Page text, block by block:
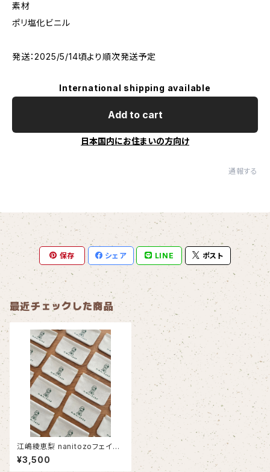
素材
ポリ塩化ビニル
発送：2025/5/14頃より順次発送予定
International shipping available
Add to cart
日本国内にお住まいの方向け
通報する
保存 シェア LINE ポスト
最近チェックした商品
江嶋綾恵梨 nanitozoフェイク
レザーポーチ
¥3,500